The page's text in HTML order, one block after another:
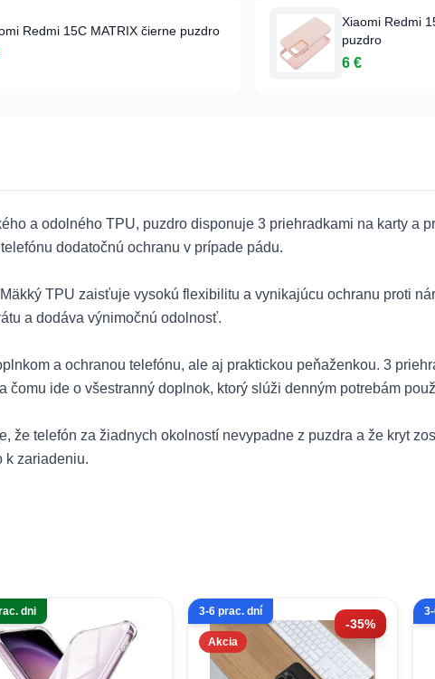
Redmi 15C MATRIX čierne puzdro
Xiaomi Redmi
puzdro
6 €
a odolného TPU, puzdro disponuje 3 priehradkami na karty a
dodatočnú ochranu v prípade pádu.
TPU zaisťuje vysokú flexibilitu a vynikajúcu ochranu proti
a dodáva výnimočnú odolnosť.
a ochranou telefónu, ale aj praktickou peňaženkou. 3
ide o všestranný doplnok, ktorý slúži denným potrebám
telefón za žiadnych okolností nevypadne z puzdra a že kryt
k zariadeniu.
dni
Akcia
-35%
3-6 prac. dní